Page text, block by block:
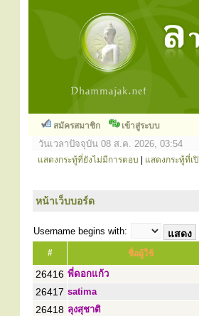
สมัครสมาชิก เข้าสู่ระบบ
วันเวลาปัจจุบัน 08 ส.ค. 2026, 03:54
แสดงกระทู้ที่ยังไม่มีการตอบ แสดงกระทู้ที่เ
หน้าเว็บบอร์ด
Username begins with:
# ชื่อผู้ใช้
26416 พี่ดอกแก้ว
26417 satima
26418 ลุงสุชาติ